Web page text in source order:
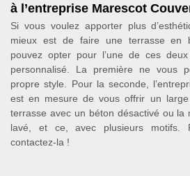
à l’entreprise Marescot
Si vous voulez apporter plus
mieux est de faire une terrasse en
pouvez opter pour l’une de ces
personnalisé. La première ne vous
propre style. Pour la seconde,
est en mesure de vous offrir un
terrasse avec un béton désactivé ou la
lavé, et ce, avec plusieurs motifs.
contactez-la !